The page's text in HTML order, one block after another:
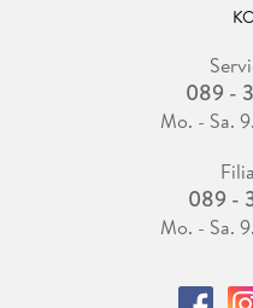
089 -
Mo. - Sa.
089 -
Mo. - Sa.